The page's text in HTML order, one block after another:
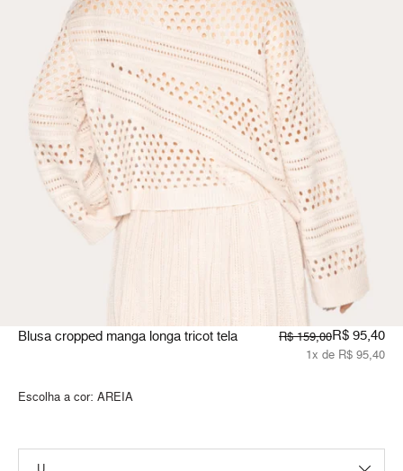
Blusa cropped manga longa tricot tela R$ 159,00R$ 95,40
1x de R$ 95,40
Escolha a cor: AREIA